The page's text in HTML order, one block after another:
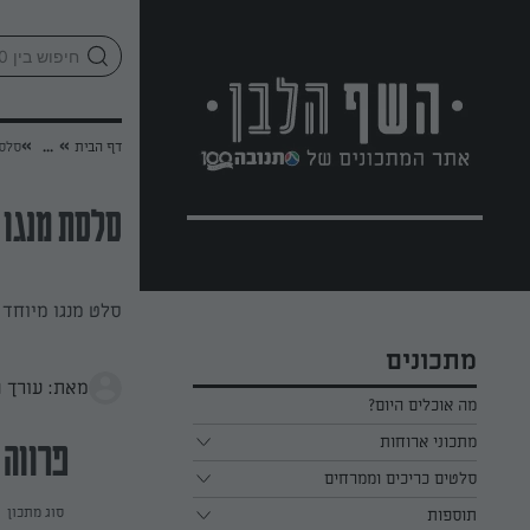
מתכונים
מה אוכלים היום?
מתכוני ארוחות
ארוחת בוקר
ארוחת צהריים
סלטים כריכים וממרחים
כל הסלטים כריכים וממרחים
תוספות
דף הבית »
...
»
סלסת מנגו
סלט מנגו מיוחד
מאת: עורך
פרווה
סוג מתכון